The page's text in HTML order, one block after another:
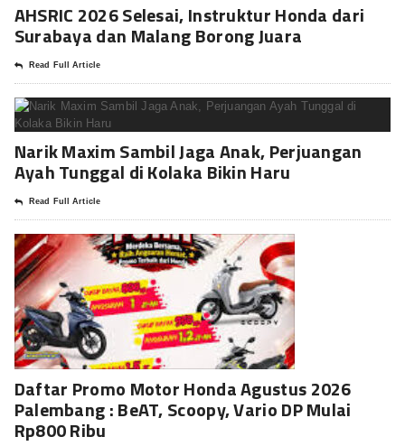
AHSRIC 2026 Selesai, Instruktur Honda dari
Surabaya dan Malang Borong Juara
Read Full Article
Narik Maxim Sambil Jaga Anak, Perjuangan
Ayah Tunggal di Kolaka Bikin Haru
Read Full Article
Daftar Promo Motor Honda Agustus 2026
Palembang : BeAT, Scoopy, Vario DP Mulai
Rp800 Ribu